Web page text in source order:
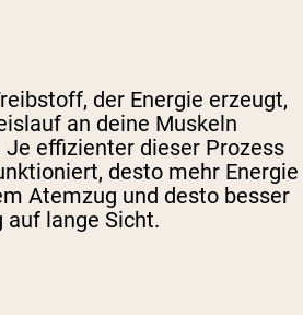
der Energie erzeugt,
an deine Muskeln
effizienter dieser Prozess
desto mehr Energie
Atemzug und desto besser
lange Sicht.